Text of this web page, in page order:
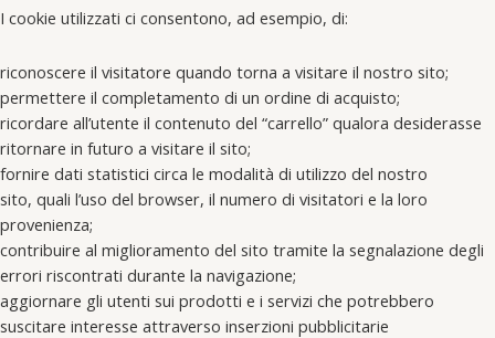
I cookie utilizzati ci consentono, ad esempio, di:
riconoscere il visitatore quando torna a visitare il nostro sito;
permettere il completamento di un ordine di acquisto;
ricordare all’utente il contenuto del “carrello” qualora desiderasse
ritornare in futuro a visitare il sito;
fornire dati statistici circa le modalità di utilizzo del nostro
sito, quali l’uso del browser, il numero di visitatori e la loro
provenienza;
contribuire al miglioramento del sito tramite la segnalazione degli
errori riscontrati durante la navigazione;
aggiornare gli utenti sui prodotti e i servizi che potrebbero
suscitare interesse attraverso inserzioni pubblicitarie